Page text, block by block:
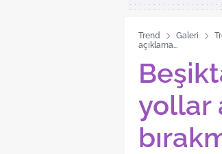
Trend Galeri
açıklama...
yollar